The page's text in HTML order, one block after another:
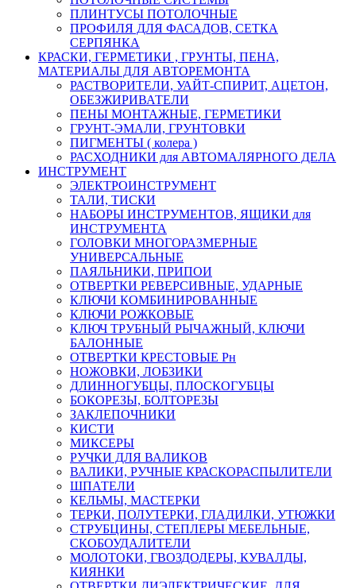
ПЛИНТУСЫ ПОТОЛОЧНЫЕ
ПРОФИЛЯ ДЛЯ ФАСАДОВ, СЕТКА
СЕРПЯНКА
КРАСКИ, ГЕРМЕТИКИ , ГРУНТЫ, ПЕНА,
МАТЕРИАЛЫ ДЛЯ АВТОРЕМОНТА
РАСТВОРИТЕЛИ, УАЙТ-СПИРИТ, АЦЕТОН,
ОБЕЗЖИРИВАТЕЛИ
ПЕНЫ МОНТАЖНЫЕ, ГЕРМЕТИКИ
ГРУНТ-ЭМАЛИ, ГРУНТОВКИ
ПИГМЕНТЫ ( колера )
РАСХОДНИКИ для АВТОМАЛЯРНОГО ДЕЛА
ИНСТРУМЕНТ
ЭЛЕКТРОИНСТРУМЕНТ
ТАЛИ, ТИСКИ
НАБОРЫ ИНСТРУМЕНТОВ, ЯЩИКИ для
ИНСТРУМЕНТА
ГОЛОВКИ МНОГОРАЗМЕРНЫЕ
УНИВЕРСАЛЬНЫЕ
ПАЯЛЬНИКИ, ПРИПОИ
ОТВЕРТКИ РЕВЕРСИВНЫЕ, УДАРНЫЕ
КЛЮЧИ КОМБИНИРОВАННЫЕ
КЛЮЧИ РОЖКОВЫЕ
КЛЮЧ ТРУБНЫЙ РЫЧАЖНЫЙ, КЛЮЧИ
БАЛОННЫЕ
ОТВЕРТКИ КРЕСТОВЫЕ Рн
НОЖОВКИ, ЛОБЗИКИ
ДЛИННОГУБЦЫ, ПЛОСКОГУБЦЫ
БОКОРЕЗЫ, БОЛТОРЕЗЫ
ЗАКЛЕПОЧНИКИ
КИСТИ
МИКСЕРЫ
РУЧКИ ДЛЯ ВАЛИКОВ
ВАЛИКИ, РУЧНЫЕ КРАСКОРАСПЫЛИТЕЛИ
ШПАТЕЛИ
КЕЛЬМЫ, МАСТЕРКИ
ТЕРКИ, ПОЛУТЕРКИ, ГЛАДИЛКИ, УТЮЖКИ
СТРУБЦИНЫ, СТЕПЛЕРЫ МЕБЕЛЬНЫЕ,
СКОБОУДАЛИТЕЛИ
МОЛОТОКИ, ГВОЗДОДЕРЫ, КУВАЛДЫ,
КИЯНКИ